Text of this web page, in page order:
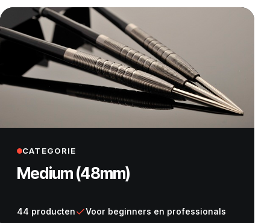
CATEGORIE
Medium (48mm)
44 producten Voor beginners en professionals